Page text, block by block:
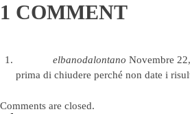
1 COMMENT
elbanodalontano Novembre
prima di chiudere perché non date i
Comments are closed.